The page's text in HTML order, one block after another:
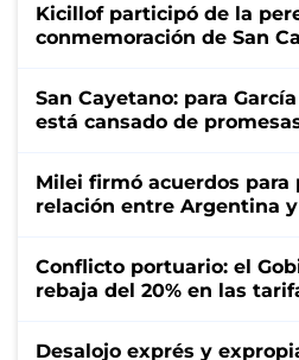
Kicillof participó de la
conmemoración de San
San Cayetano: para
está cansado de
Milei firmó acuerdos para
relación entre Argentina
Conflicto portuario: el
rebaja del 20% en las
Desalojo exprés y